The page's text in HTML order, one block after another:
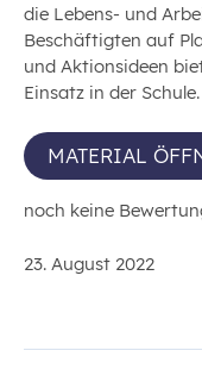
die Lebens- und
Beschäftigten auf
und Aktionsideen
Einsatz in der Schule.
MATERIAL
noch keine
23. August 2022